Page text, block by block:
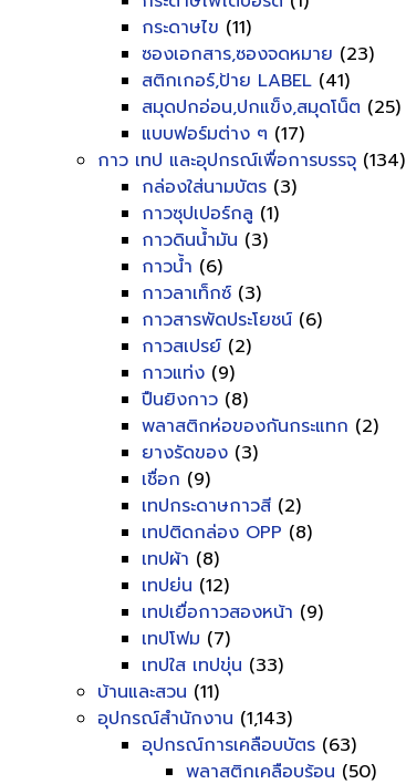
กระดาษไข (11)
ซองเอกสาร,ซองจดหมาย (23)
สติกเกอร์,ป้าย LABEL (41)
สมุดปกอ่อน,ปกแข็ง,สมุดโน็ต (25)
แบบฟอร์มต่าง ๆ (17)
กาว เทป และอุปกรณ์เพื่อการบรรจุ (134)
กล่องใส่นามบัตร (3)
กาวซุปเปอร์กลู (1)
กาวดินน้ำมัน (3)
กาวน้ำ (6)
กาวลาเท็กซ์ (3)
กาวสารพัดประโยชน์ (6)
กาวสเปรย์ (2)
กาวแท่ง (9)
ปืนยิงกาว (8)
พลาสติกห่อของกันกระแทก (2)
ยางรัดของ (3)
เชื่อก (9)
เทปกระดาษกาวสี (2)
เทปติดกล่อง OPP (8)
เทปผ้า (8)
เทปย่น (12)
เทปเยื่อกาวสองหน้า (9)
เทปโฟม (7)
เทปใส เทปขุ่น (33)
บ้านและสวน (11)
อุปกรณ์สำนักงาน (1,143)
อุปกรณ์การเคลือบบัตร (63)
พลาสติกเคลือบร้อน (50)